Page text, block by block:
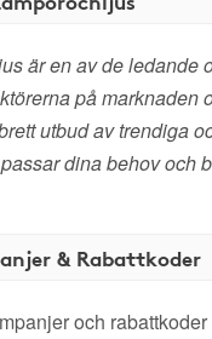
är en av de ledande
på marknaden
utbud av trendiga
dina behov och
& Rabattkoder
och rabattkoder